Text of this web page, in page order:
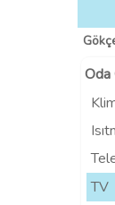
Oda
TV